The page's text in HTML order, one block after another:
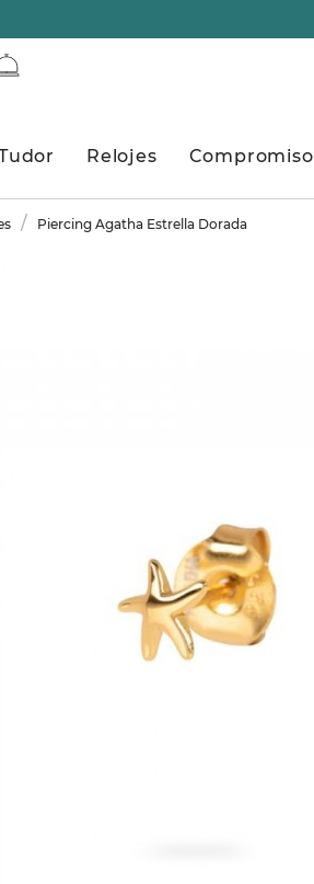
Relojes Compromiso
Piercing Agatha Estrella Dorada